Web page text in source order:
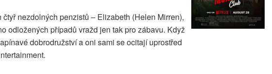
nezdolných penzistů – Elizabeth (Helen Mirren),
odložených případů vražd jen tak pro zábavu. Když
dobrodružství a oni sami se ocitají uprostřed